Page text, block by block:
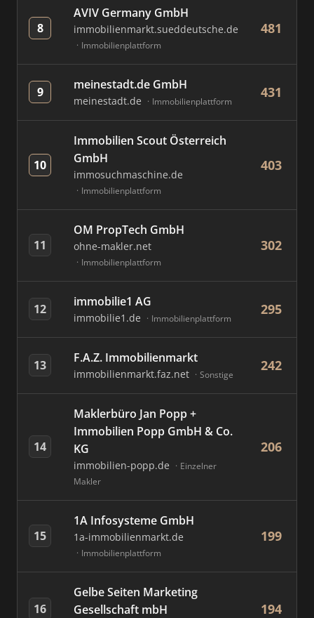
8
AVIV Germany GmbH
immobilienmarkt.sueddeutsche.de
Immobilienplattform
481
9 meinestadt.de GmbH
meinestadt.de Immobilienplattform
431
10
Immobilien Scout Österreich
GmbH
immosuchmaschine.de
Immobilienplattform
403
11
OM PropTech GmbH
ohne-makler.net
Immobilienplattform
302
12 immobilie1 AG
immobilie1.de Immobilienplattform
295
13 F.A.Z. Immobilienmarkt
immobilienmarkt.faz.net Sonstige
242
14
Maklerbüro Jan Popp +
Immobilien Popp GmbH & Co.
KG
immobilien-popp.de
Einzelner
Makler
206
15
1A Infosysteme GmbH
1a-immobilienmarkt.de
Immobilienplattform
199
16
Gelbe Seiten Marketing
Gesellschaft mbH
194